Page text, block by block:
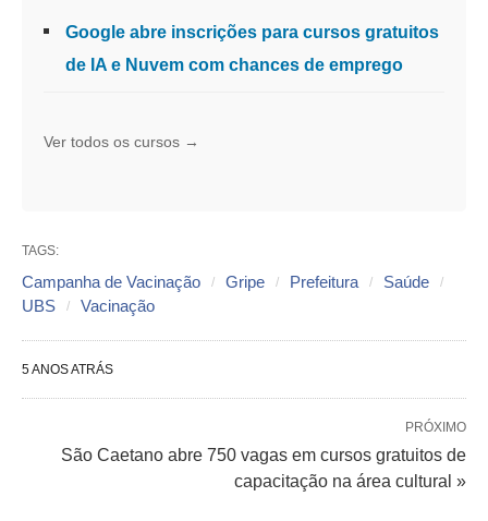
Google abre inscrições para cursos gratuitos
de IA e Nuvem com chances de emprego
Ver todos os cursos →
TAGS:
Campanha de Vacinação Gripe Prefeitura
Saúde
UBS
Vacinação
5 ANOS ATRÁS
PRÓXIMO
São Caetano abre 750 vagas em cursos gratuitos de
capacitação na área cultural »